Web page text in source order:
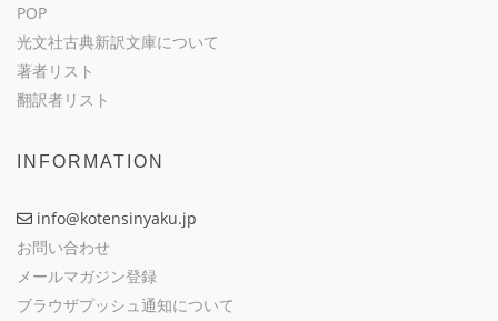
POP
光文社古典新訳文庫について
著者リスト
翻訳者リスト
INFORMATION
info@kotensinyaku.jp
お問い合わせ
メールマガジン登録
ブラウザプッシュ通知について